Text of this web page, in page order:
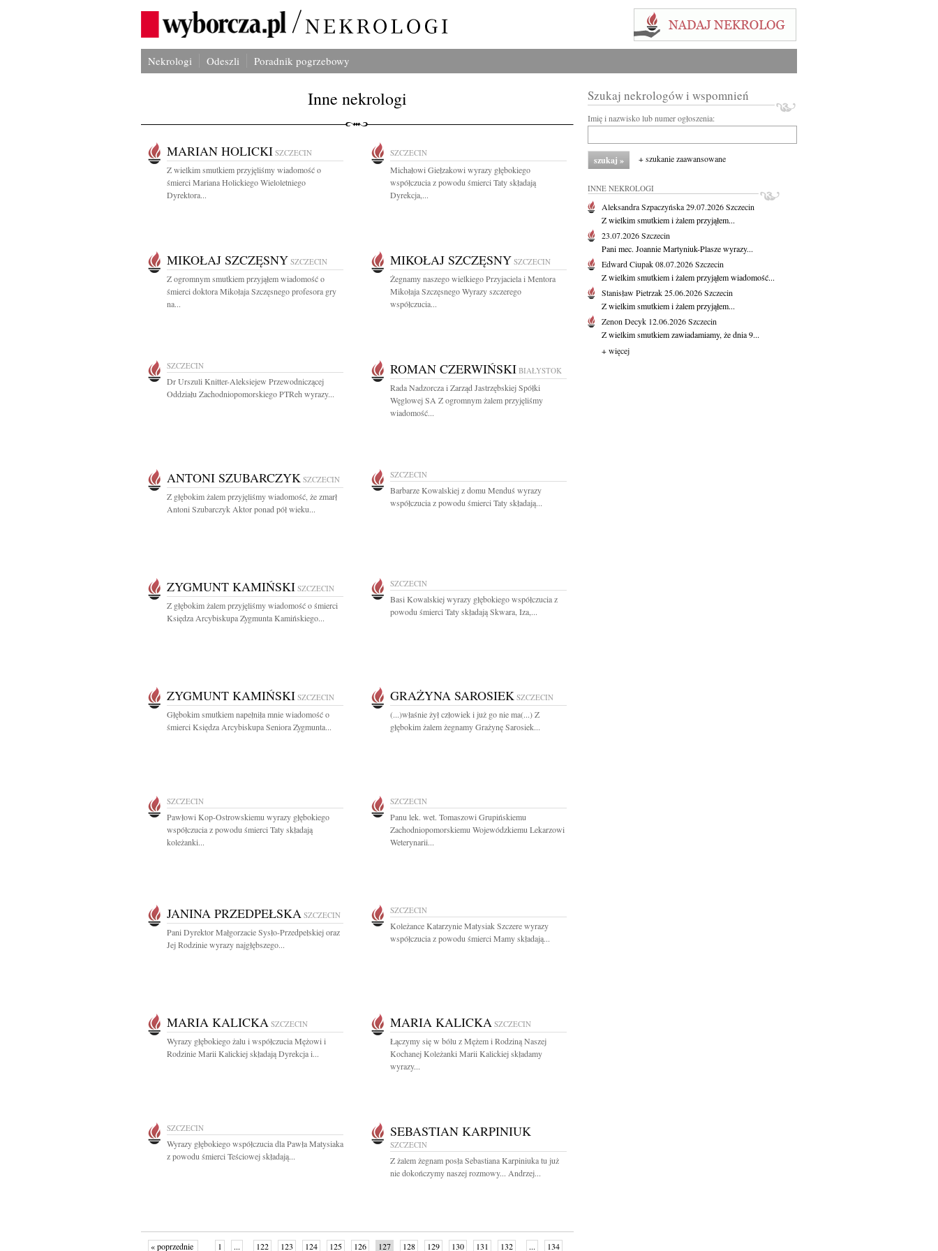
Nekrologi Odeszli Poradnik pogrzebowy
Inne nekrologi
MARIAN HOLICKI SZCZECIN
Z wielkim smutkiem przyjęliśmy wiadomość o
śmierci Mariana Holickiego Wieloletniego
Dyrektora...
SZCZECIN
Michałowi Giełzakowi wyrazy głębokiego
współczucia z powodu śmierci Taty składają
Dyrekcja,...
MIKOŁAJ SZCZĘSNY SZCZECIN
Z ogromnym smutkiem przyjąłem wiadomość o
śmierci doktora Mikołaja Szczęsnego profesora gry
na...
MIKOŁAJ SZCZĘSNY SZCZECIN
Żegnamy naszego wielkiego Przyjaciela i Mentora
Mikołaja Szczęsnego Wyrazy szczerego
współczucia...
SZCZECIN
Dr Urszuli Knitter-Aleksiejew Przewodniczącej
Oddziału Zachodniopomorskiego PTReh wyrazy...
ROMAN CZERWIŃSKI BIAŁYSTOK
Rada Nadzorcza i Zarząd Jastrzębskiej Spółki
Węglowej SA Z ogromnym żalem przyjęliśmy
wiadomość...
ANTONI SZUBARCZYK SZCZECIN
Z głębokim żalem przyjęliśmy wiadomość, że zmarł
Antoni Szubarczyk Aktor ponad pół wieku...
SZCZECIN
Barbarze Kowalskiej z domu Menduś wyrazy
współczucia z powodu śmierci Taty składają...
ZYGMUNT KAMIŃSKI SZCZECIN
Z głębokim żalem przyjęliśmy wiadomość o śmierci
Księdza Arcybiskupa Zygmunta Kamińskiego...
SZCZECIN
Basi Kowalskiej wyrazy głębokiego współczucia z
powodu śmierci Taty składają Skwara, Iza,...
ZYGMUNT KAMIŃSKI SZCZECIN
Głębokim smutkiem napełniła mnie wiadomość o
śmierci Księdza Arcybiskupa Seniora Zygmunta...
GRAŻYNA SAROSIEK SZCZECIN
(...)właśnie żył człowiek i już go nie ma(...) Z
głębokim żalem żegnamy Grażynę Sarosiek...
SZCZECIN
Pawłowi Kop-Ostrowskiemu wyrazy głębokiego
współczucia z powodu śmierci Taty składają
koleżanki...
SZCZECIN
Panu lek. wet. Tomaszowi Grupińskiemu
Zachodniopomorskiemu Wojewódzkiemu Lekarzowi
Weterynarii...
JANINA PRZEDPEŁSKA SZCZECIN
Pani Dyrektor Małgorzacie Sysło-Przedpełskiej oraz
Jej Rodzinie wyrazy najgłębszego...
SZCZECIN
Koleżance Katarzynie Matysiak Szczere wyrazy
współczucia z powodu śmierci Mamy składają...
MARIA KALICKA SZCZECIN
Wyrazy głębokiego żalu i współczucia Mężowi i
Rodzinie Marii Kalickiej składają Dyrekcja i...
MARIA KALICKA SZCZECIN
Łączymy się w bólu z Mężem i Rodziną Naszej
Kochanej Koleżanki Marii Kalickiej składamy
wyrazy...
SZCZECIN
Wyrazy głębokiego współczucia dla Pawła Matysiaka
z powodu śmierci Teściowej składają...
SEBASTIAN KARPINIUK
SZCZECIN
Z żalem żegnam posła Sebastiana Karpiniuka tu już
nie dokończymy naszej rozmowy... Andrzej...
« poprzednie 1 ... 122 123 124 125 126 127 128 129 130 131 132 ... 134
Szukaj nekrologów i wspomnień
Imię i nazwisko lub numer ogłoszenia:
+ szukanie zaawansowane
INNE NEKROLOGI
Aleksandra Szpaczyńska29.07.2026Szczecin
Z wielkim smutkiem i żalem przyjąłem...
23.07.2026Szczecin
Pani mec. Joannie Martyniuk-Plasze wyrazy...
Edward Ciupak08.07.2026Szczecin
Z wielkim smutkiem i żalem przyjąłem wiadomość...
Stanisław Pietrzak25.06.2026Szczecin
Z wielkim smutkiem i żalem przyjąłem...
Zenon Decyk 12.06.2026Szczecin
Z wielkim smutkiem zawiadamiamy, że dnia 9...
+ więcej